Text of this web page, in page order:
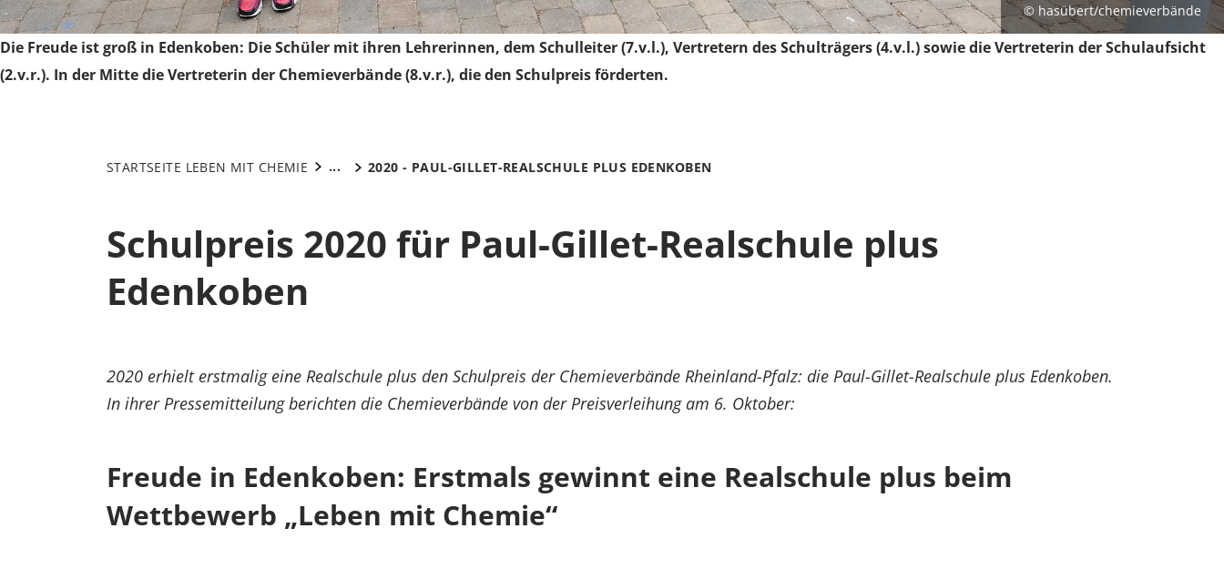
© hasübert/chemieverbände
Die Freude ist groß in Edenkoben: Die Schüler mit ihren Lehrerinnen, dem Schulleiter (7.v.l.), Vertretern des Schulträgers (4.v.l.) sowie die Vertreterin der Schulaufsicht
(2.v.r.). In der Mitte die Vertreterin der Chemieverbände (8.v.r.), die den Schulpreis förderten.
STARTSEITE LEBEN MIT CHEMIE ... 2020 - PAUL-GILLET-REALSCHULE PLUS EDENKOBEN
Schulpreis 2020 für Paul-Gillet-Realschule plus
Edenkoben
2020 erhielt erstmalig eine Realschule plus den Schulpreis der Chemieverbände Rheinland-Pfalz: die Paul-Gillet-Realschule plus Edenkoben.
In ihrer Pressemitteilung berichten die Chemieverbände von der Preisverleihung am 6. Oktober:
Freude in Edenkoben: Erstmals gewinnt eine Realschule plus beim
Wettbewerb „Leben mit Chemie“